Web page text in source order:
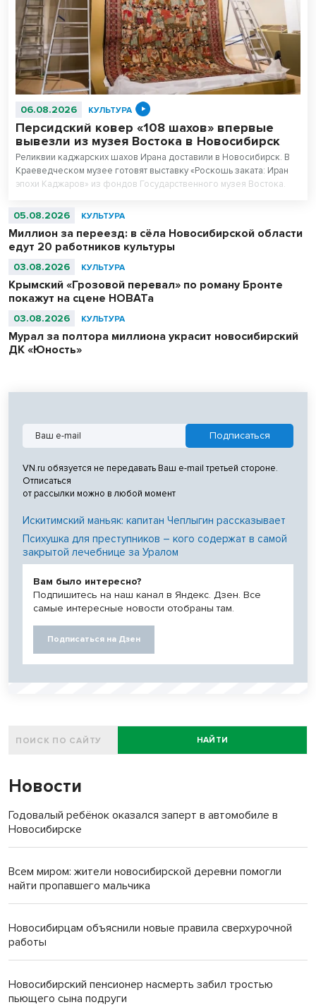
06.08.2026 КУЛЬТУРА
Персидский ковер «108 шахов» впервые
вывезли из музея Востока в Новосибирск
Реликвии каджарских шахов Ирана доставили в Новосибирск. В
Краеведческом музее готовят выставку «Роскошь заката: Иран
эпохи Каджаров» из фондов Государственного музея Востока.
сотканный для последнего шаха династии – 11-летнего Султан
05.08.2026 КУЛЬТУРА
Миллион за переезд: в сёла Новосибирской области
едут 20 работников культуры
03.08.2026 КУЛЬТУРА
Крымский «Грозовой перевал» по роману Бронте
покажут на сцене НОВАТа
03.08.2026 КУЛЬТУРА
Мурал за полтора миллиона украсит новосибирский
ДК «Юность»
VN.ru обязуется не передавать Ваш e-mail третьей стороне.
Отписаться
от рассылки можно в любой момент
Искитимский маньяк: капитан Чеплыгин рассказывает
Психушка для преступников – кого содержат в самой
закрытой лечебнице за Уралом
Вам было интересно?
Подпишитесь на наш канал в Яндекс. Дзен. Все
самые интересные новости отобраны там.
Подписаться на Дзен
НАЙТИ
Новости
Годовалый ребёнок оказался заперт в автомобиле в
Новосибирске
Всем миром: жители новосибирской деревни помогли
найти пропавшего мальчика
Новосибирцам объяснили новые правила сверхурочной
работы
Новосибирский пенсионер насмерть забил тростью
пьющего сына подруги